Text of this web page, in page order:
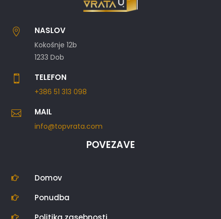
 NASLOV
Kokošnje 12b
1233 Dob
 TELEFON
+386 51 313 098
 MAIL
info@topvrata.com
POVEZAVE
 Domov
 Ponudba
